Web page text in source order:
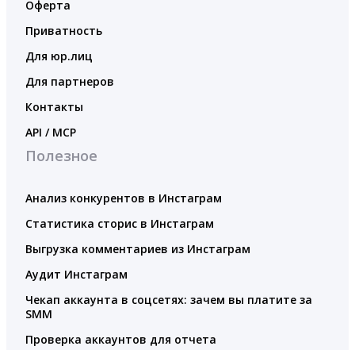
Оферта
Приватность
Для юр.лиц
Для партнеров
Контакты
API / MCP
Полезное
Анализ конкурентов в Инстаграм
Статистика сторис в Инстаграм
Выгрузка комментариев из Инстаграм
Аудит Инстаграм
Чекап аккаунта в соцсетях: зачем вы платите за
SMM
Проверка аккаунтов для отчета